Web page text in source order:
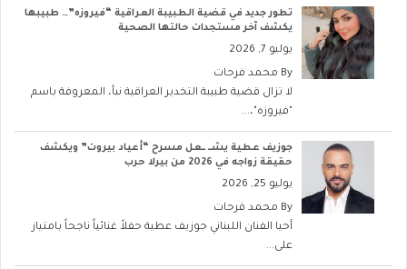
تطور جديد في قضية الطبيبة العراقية “فيروزه”… طبيبها
يكشف آخر مستجدات حالتها الصحية
يوليو 7, 2026
By محمد فرحات
لا تزال قضية طبيبة التخدير العراقية نبأ، المعروفة باسم
"فيروزه"،...
جوزيف عطية يشــ ــعل مسرح “أعياد بيروت” ويكشف
حقيقة زواجه في 2026 من بيرلا حرب
يوليو 25, 2026
By محمد فرحات
أحيا الفنان اللبناني جوزيف عطية حفلاً غنائياً ناجحاً بامتياز
على...